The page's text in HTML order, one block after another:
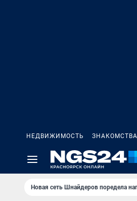
НЕДВИЖИМОСТЬ ЗНАКОМСТВА
Новая сеть Шнайдеров поредела